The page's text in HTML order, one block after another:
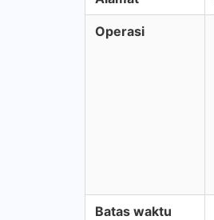
Operasi
Batas waktu